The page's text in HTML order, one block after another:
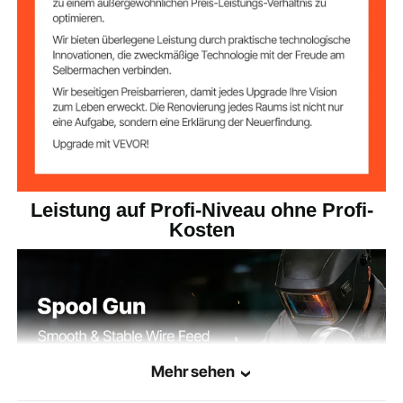
Leistung auf Profi-Niveau ohne Profi-
Kosten
Mehr sehen